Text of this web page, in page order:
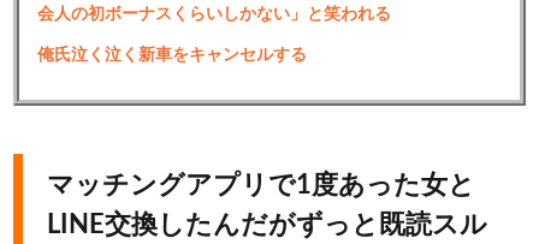
会人の初ボーナスくらいしかない」と笑われる
俺氏泣く泣く新車をキャンセルする
マッチングアプリで1度あった女と
LINE交換したんだがずっと既読スル